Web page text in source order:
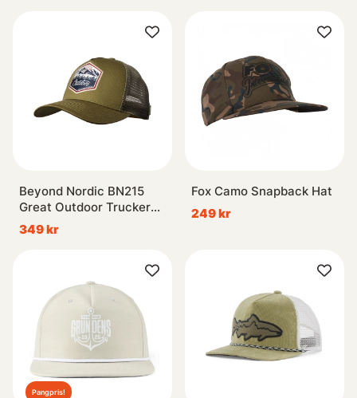
Beyond Nordic BN215
Great Outdoor Trucker
Cap G-Moss Green
349 kr
Fox Camo Snapback Hat
249 kr
Pangpris!